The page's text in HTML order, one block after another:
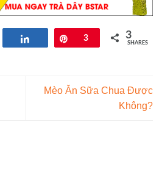
Pin
3 3
SHARES
Mèo Ăn Sữa Chua Được
Không?